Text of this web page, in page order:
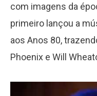
com imagens da
primeiro lançou a
aos Anos 80,
Phoenix e Will